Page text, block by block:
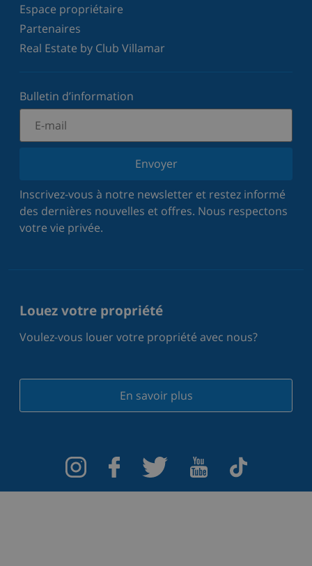
Espace propriétaire
Partenaires
Real Estate by Club Villamar
Bulletin d’information
Envoyer
Inscrivez-vous à notre newsletter et restez informé
des dernières nouvelles et offres. Nous respectons
votre vie privée.
Louez votre propriété
Voulez-vous louer votre propriété avec nous?
En savoir plus